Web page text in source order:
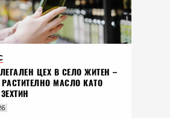
ЦЕХ В СЕЛО ЖИТЕН –
МАСЛО КАТО
ЗЕХТИН